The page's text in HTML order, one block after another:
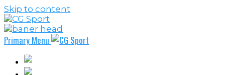
Skip to content
Primary Menu